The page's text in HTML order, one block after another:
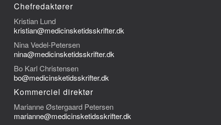
Chefredaktører
Kristian Lund
kristian@medicinsketidsskrifter.dk
Nina Vedel-Petersen
nina@medicinsketidsskrifter.dk
Bo Karl Christensen
bo@medicinsketidsskrifter.dk
Kommerciel direktør
Marianne Østergaard Petersen
marianne@medicinsketidsskrifter.dk